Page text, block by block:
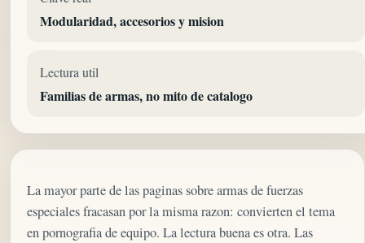
Modularidad, accesorios y mision
Lectura util
Familias de armas, no mito de catalogo
La mayor parte de las paginas sobre armas de fuerzas
especiales fracasan por la misma razon: convierten el tema
en pornografia de equipo. La lectura buena es otra. Las